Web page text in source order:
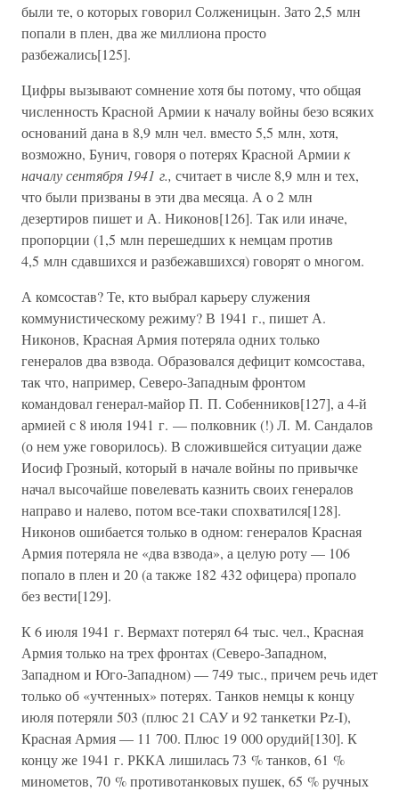
были те, о которых говорил Солженицын. Зато 2,5 млн
попали в плен, два же миллиона просто
разбежались[125].
Цифры вызывают сомнение хотя бы потому, что общая
численность Красной Армии к началу войны безо всяких
оснований дана в 8,9 млн чел. вместо 5,5 млн, хотя,
возможно, Бунич, говоря о потерях Красной Армии к
началу сентября 1941 г., считает в числе 8,9 млн и тех,
что были призваны в эти два месяца. А о 2 млн
дезертиров пишет и А. Никонов[126]. Так или иначе,
пропорции (1,5 млн перешедших к немцам против
4,5 млн сдавшихся и разбежавшихся) говорят о многом.
А комсостав? Те, кто выбрал карьеру служения
коммунистическому режиму? В 1941 г., пишет А.
Никонов, Красная Армия потеряла одних только
генералов два взвода. Образовался дефицит комсостава,
так что, например, Северо-Западным фронтом
командовал генерал-майор П. П. Собенников[127], а 4-й
армией с 8 июля 1941 г. — полковник (!) Л. М. Сандалов
(о нем уже говорилось). В сложившейся ситуации даже
Иосиф Грозный, который в начале войны по привычке
начал высочайше повелевать казнить своих генералов
направо и налево, потом все-таки спохватился[128].
Никонов ошибается только в одном: генералов Красная
Армия потеряла не «два взвода», а целую роту — 106
попало в плен и 20 (а также 182 432 офицера) пропало
без вести[129].
К 6 июля 1941 г. Вермахт потерял 64 тыс. чел., Красная
Армия только на трех фронтах (Северо-Западном,
Западном и Юго-Западном) — 749 тыс., причем речь идет
только об «учтенных» потерях. Танков немцы к концу
июля потеряли 503 (плюс 21 САУ и 92 танкетки Pz-I),
Красная Армия — 11 700. Плюс 19 000 орудий[130]. К
концу же 1941 г. РККА лишилась 73 % танков, 61 %
минометов, 70 % противотанковых пушек, 65 % ручных